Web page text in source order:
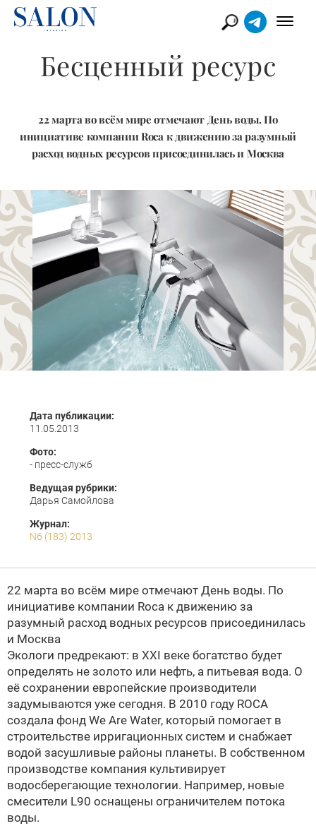
Бесценный ресурс
22 марта во всём мире отмечают День воды. По
инициативе компании Roca к движению за разумный
расход водных ресурсов присоединилась и Москва
Дата публикации:
11.05.2013
Фото:
- пресс-служб
Ведущая рубрики:
Дарья Самойлова
Журнал:
N6 (183) 2013
22 марта во всём мире отмечают День воды. По
инициативе компании Roca к движению за
разумный расход водных ресурсов присоединилась
и Москва
Экологи предрекают: в XXI веке богатство будет
определять не золото или нефть, а питьевая вода. О
её сохранении европейские производители
задумываются уже сегодня. В 2010 году ROCA
создала фонд We Are Water, который помогает в
строительстве ирригационных систем и снабжает
водой засушливые районы планеты. В собственном
производстве компания культивирует
водосберегающие технологии. Например, новые
смесители L90 оснащены ограничителем потока
воды.